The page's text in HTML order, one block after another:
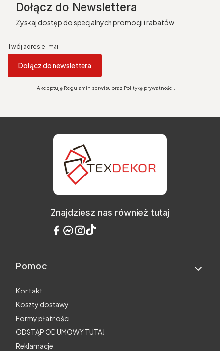
Dołącz do Newslettera
Zyskaj dostęp do specjalnych promocji i rabatów
Twój adres e-mail
Dołącz do newslettera
Akceptuję Regulamin serwisu oraz Politykę prywatności.
Znajdziesz nas również tutaj
Linki w stopce
Pomoc
Kontakt
Koszty dostawy
Formy płatności
ODSTĄP OD UMOWY TUTAJ
Reklamacje